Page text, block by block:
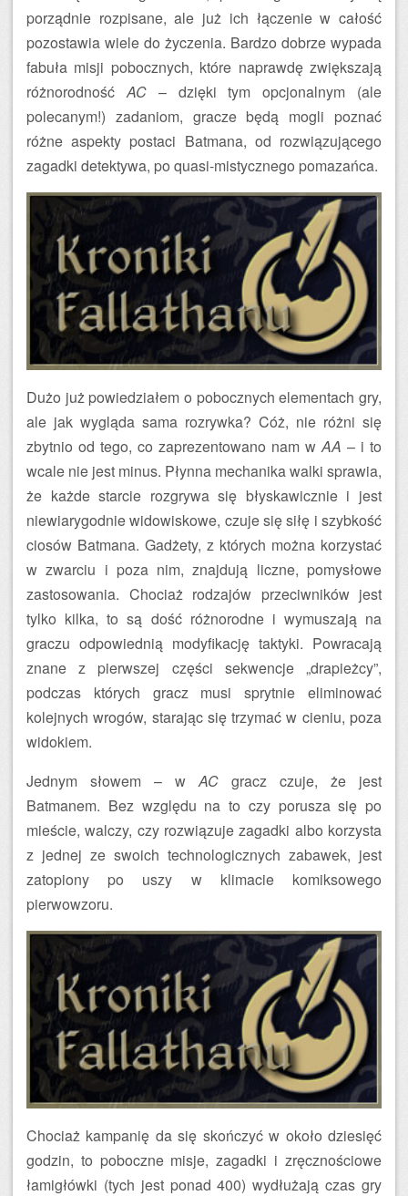
porządnie rozpisane, ale już ich łączenie w całość
pozostawia wiele do życzenia. Bardzo dobrze wypada
fabuła misji pobocznych, które naprawdę zwiększają
różnorodnośćAC– dzięki tym opcjonalnym (ale
polecanym!) zadaniom, gracze będą mogli poznać
różne aspekty postaci Batmana, od rozwiązującego
zagadki detektywa, po quasi-mistycznego pomazańca.
Dużo już powiedziałem o pobocznych elementach gry,
ale jak wygląda sama rozrywka? Cóż, nie różni się
zbytnio od tego, co zaprezentowano nam wAA – i to
wcale nie jest minus. Płynna mechanika walki sprawia,
że każde starcie rozgrywa się błyskawicznie i jest
niewiarygodnie widowiskowe, czuje się siłę i szybkość
ciosów Batmana. Gadżety, z których można korzystać
w zwarciu i poza nim, znajdują liczne, pomysłowe
zastosowania. Chociaż rodzajów przeciwników jest
tylko kilka, to są dość różnorodne i wymuszają na
graczu odpowiednią modyfikację taktyki. Powracają
znane z pierwszej części sekwencje „drapieżcy”,
podczas których gracz musi sprytnie eliminować
kolejnych wrogów, starając się trzymać w cieniu, poza
widokiem.
Jednym słowem – wAC gracz czuje, że jest
Batmanem. Bez względu na to czy porusza się po
mieście, walczy, czy rozwiązuje zagadki albo korzysta
z jednej ze swoich technologicznych zabawek, jest
zatopiony po uszy w klimacie komiksowego
pierwowzoru.
Chociaż kampanię da się skończyć w około dziesięć
godzin, to poboczne misje, zagadki i zręcznościowe
łamigłówki (tych jest ponad 400) wydłużają czas gry